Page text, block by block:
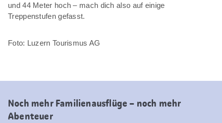
und 44 Meter hoch – mach dich also auf einige
Treppenstufen gefasst.
Foto: Luzern Tourismus AG
Noch mehr Familienausflüge – noch mehr
Abenteuer